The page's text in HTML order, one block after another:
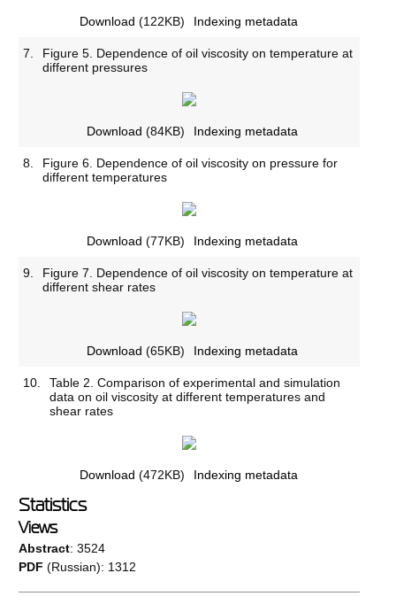
Download (122KB) Indexing metadata
7.
Figure 5. Dependence of oil viscosity on temperature at
different pressures
Download (84KB) Indexing metadata
8.
Figure 6. Dependence of oil viscosity on pressure for
different temperatures
Download (77KB) Indexing metadata
9.
Figure 7. Dependence of oil viscosity on temperature at
different shear rates
Download (65KB) Indexing metadata
10.
Table 2. Comparison of experimental and simulation
data on oil viscosity at different temperatures and
shear rates
Download (472KB) Indexing metadata
Statistics
Views
Abstract: 3524
PDF (Russian): 1312